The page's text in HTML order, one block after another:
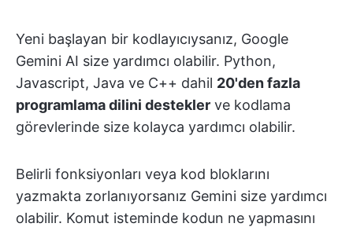
Yeni başlayan bir kodlayıcıysanız, Google
Gemini AI size yardımcı olabilir. Python,
Javascript, Java ve C++ dahil 20'den fazla
programlama dilini destekler ve kodlama
görevlerinde size kolayca yardımcı olabilir.
Belirli fonksiyonları veya kod bloklarını
yazmakta zorlanıyorsanız Gemini size yardımcı
olabilir. Komut isteminde kodun ne yapmasını